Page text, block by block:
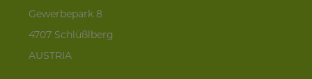
Gewerbepark 8
4707 Schlüßlberg
AUSTRIA